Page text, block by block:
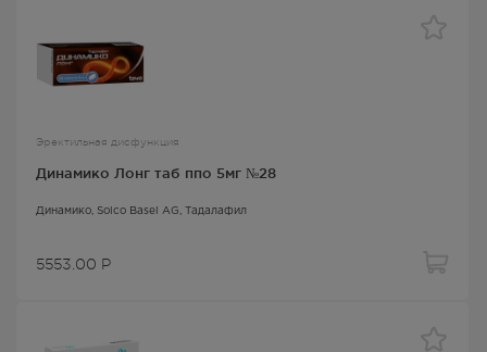
Эректильная дисфункция
Динамико Лонг таб ппо 5мг №28
Динамико, Solco Basel AG, Тадалафил
5553.00 Р